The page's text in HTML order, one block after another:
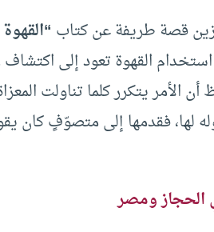
قصة طريفة عن كتاب
القهوة تعود إلى اكتشاف
الأمر يتكرر كلما تناولت
لها، فقدمها إلى متصوّفٍ كان
الحجاز ومصر